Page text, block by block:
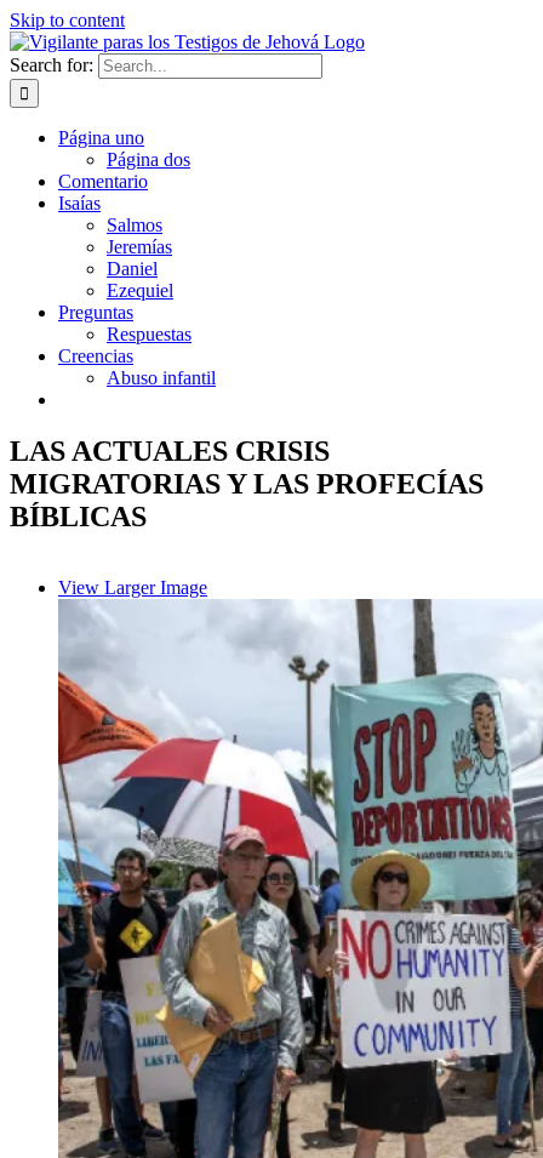
Skip to content
Search for:
Página uno
Página dos
Comentario
Isaías
Salmos
Jeremías
Daniel
Ezequiel
Preguntas
Respuestas
Creencias
Abuso infantil
LAS ACTUALES CRISIS
MIGRATORIAS Y LAS PROFECÍAS
BÍBLICAS
View Larger Image